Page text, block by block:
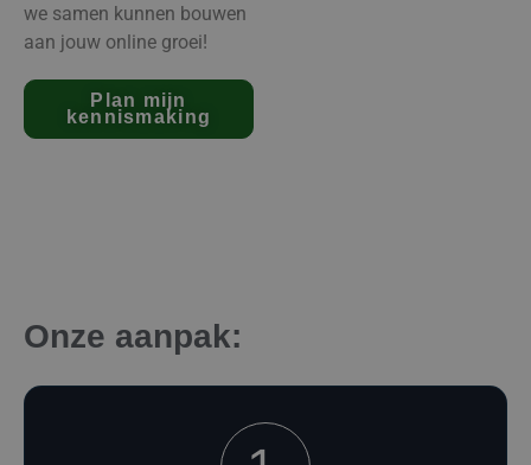
we samen kunnen bouwen
aan jouw online groei!
Plan mijn
kennismaking
Onze aanpak: